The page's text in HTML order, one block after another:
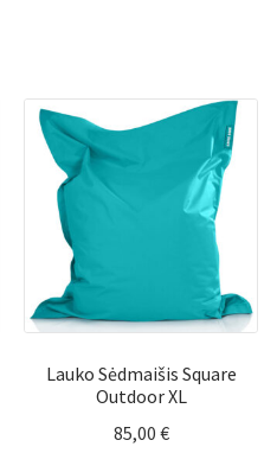
Lauko Sėdmaišis Square
Outdoor XL
85,00 €